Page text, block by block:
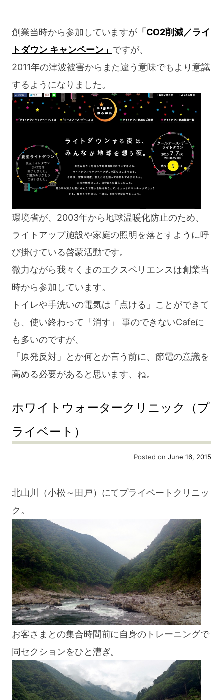
創業当時から参加していますが 「CO2削減／ライ
トダウン キャンペーン」 ですが、
2011年の津波被害からまた違う意味でもより意識
するようになりました。
環境省が、2003年から地球温暖化防止のため、
ライトアップ施設や家庭の照明を落とすように呼
び掛けている啓蒙活動です。
微力ながら我々くまのエクスペリエンスは創業当
時から参加しています。
トイレや手洗いの電気は「点ける」ことができて
も、使い終わって「消す」 事のできないCafeに
も多いのですが、
「原発反対」とか何とか言う前に、節電の意識を
高める必要があると思います、ね。
ホワイトウォータークリニック（プ
ライベート）
Posted on June 16, 2015
北山川（小松～田戸）にてプライベートクリニッ
ク。
お客さまとの集合時間前に自身のトレーニングで
同セクションをひと漕ぎ。